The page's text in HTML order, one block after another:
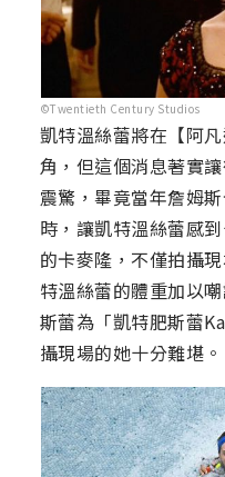
©Twentieth Century Studios
凱特溫絲蕾將在【阿
角，但這個消息著實
震驚，畢竟當年詹姆
時，讓凱特溫絲蕾感
的卡麥隆，不僅拍攝
特溫絲蕾的體重加以
斯蕾為「凱特肥斯蕾
攝現場的她十分難堪。